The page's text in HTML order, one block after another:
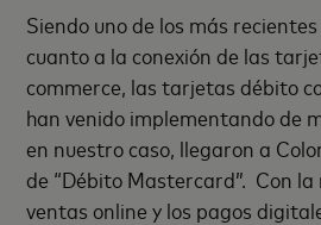
Siendo uno de los más
cuanto a la conexión de las
commerce, las tarjetas débito
han venido implementando de
en nuestro caso, llegaron a
de “Débito Mastercard”. Con
ventas online y los pagos